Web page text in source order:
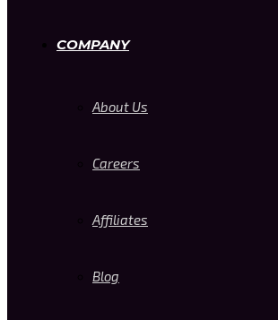
COMPANY
About Us
Careers
Affiliates
Blog